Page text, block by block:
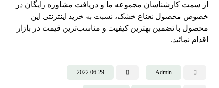
از سمت کارشناسان مجموعه ما و دریافت مشاوره رایگان در
خصوص محصول نعناع خشک، نسبت به خرید اینترنتی این
محصول با تضمین بهترین کیفیت و مناسب‌ترین قیمت در بازار
اقدام نمائید.
Admin
2022-06-29